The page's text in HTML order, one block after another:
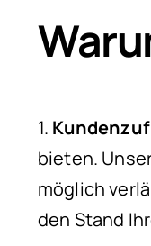
1.
bieten.
möglich
den Stand